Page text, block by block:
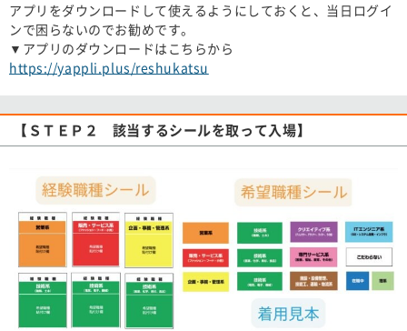
アプリをダウンロードして使えるようにしておくと、当日ログイ
ンで困らないのでお勧めです。​
▼アプリのダウンロードはこちらから​
https://yappli.plus/reshukatsu
【ＳＴＥＰ２ 該当するシールを取って入場】